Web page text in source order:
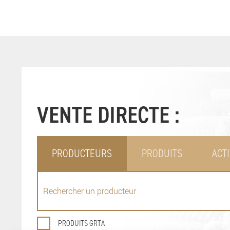
VENTE DIRECTE :
PRODUCTEURS PRODUITS
PRODUITS GRTA